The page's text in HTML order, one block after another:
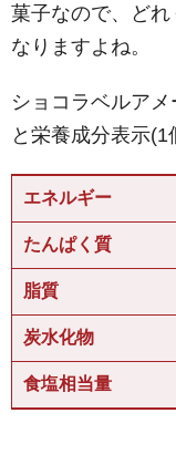
菓子なので、ど
なりますよね。
ショコラベルア
と栄養成分表示(1
エネルギー
たんぱく質
脂質
炭水化物
食塩相当量